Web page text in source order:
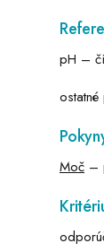
pH –
Moč –